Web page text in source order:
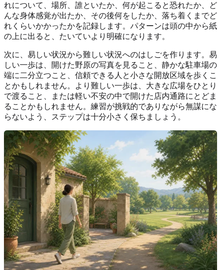
れについて、場所、誰といたか、何が起こると恐れたか、ど
んな身体感覚が出たか、その後何をしたか、落ち着くまでど
れくらいかかったかを記録します。パターンは頭の中から紙
の上に出ると、たいていより明確になります。
次に、易しい状況から難しい状況へのはしごを作ります。易
しい一歩は、開けた野原の写真を見ること、静かな駐車場の
端に二分立つこと、信頼できる人と小さな開放区域を歩くこ
とかもしれません。より難しい一歩は、大きな広場をひとり
で渡ること、または軽い不安の中で開けた店内通路にとどま
ることかもしれません。練習が挑戦的でありながら無謀にな
らないよう、ステップは十分小さく保ちましょう。